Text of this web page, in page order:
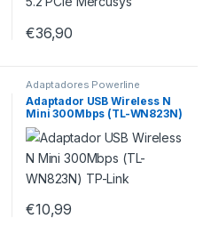
€36,90
Adaptadores Powerline
Adaptador USB Wireless N
Mini 300Mbps (TL-WN823N)
TP-Link
€10,99